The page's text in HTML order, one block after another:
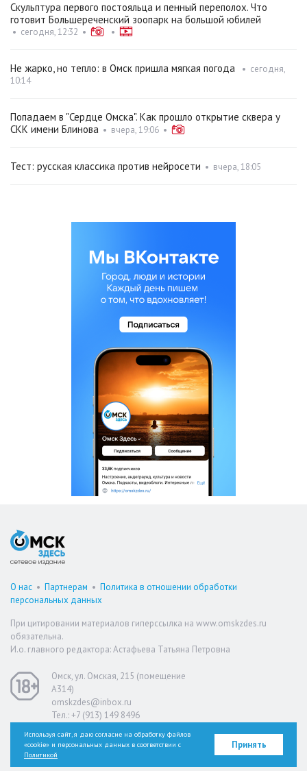
Скульптура первого постояльца и пенный переполох. Что
готовит Большереченский зоопарк на большой юбилей
• сегодня, 12:32 • •
Не жарко, но тепло: в Омск пришла мягкая погода • сегодня,
10:14
Попадаем в "Сердце Омска". Как прошло открытие сквера у
СКК имени Блинова • вчера, 19:06 •
Тест: русская классика против нейросети • вчера, 18:05
О нас • Партнерам • Политика в отношении обработки
персональных данных
При цитировании материалов гиперссылка на www.omskzdes.ru
обязательна.
И.о. главного редактора: Астафьева Татьяна Петровна
Омск, ул. Омская, 215 (помещение
А314)
omskzdes@inbox.ru
Тел.: +7 (913) 149 8496
Версия для слабовидящих
Используя сайт, я даю согласие на обработку файлов
«cookie» и персональных данных в соответствии с
Политикой
Принять